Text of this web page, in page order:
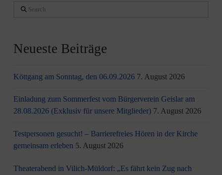
Search
Neueste Beiträge
Köttgang am Sonntag, den 06.09.2026 7. August 2026
Einladung zum Sommerfest vom Bürgerverein Geislar am
28.08.2026 (Exklusiv für unsere Mitglieder) 7. August 2026
Testpersonen gesucht! – Barrierefreies Hören in der Kirche
gemeinsam erleben 5. August 2026
Theaterabend in Vilich-Müldorf: „Es fährt kein Zug nach